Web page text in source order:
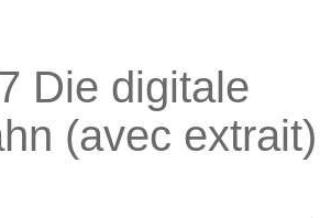
Die digitale
(avec extrait)